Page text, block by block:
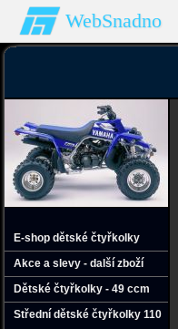
WebSnadno
E-shop dětské čtyřkolky
Akce a slevy - další zboží
Dětské čtyřkolky - 49 ccm
Střední dětské čtyřkolky 110